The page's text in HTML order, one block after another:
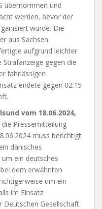
übernommen und
werden, bevor der
wurde. Die
aus Sachsen
aufgrund leichter
Strafanzeige gegen die
fahrlässigen
endete gegen 02:15
vom 18.06.2024,
Pressemitteilung
muss berichtigt
dänisches
ein deutsches
dem erwähnten
um ein
im Einsatz
Deutschen Gesellschaft